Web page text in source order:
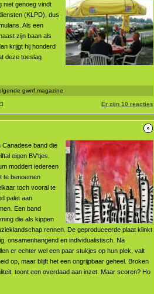
niet genoeg vindt
(KLPD), dus
Als een
zijn baan als
krijgt hij honderd
deze toeslag
gwrrf.magazine
Er zijn 10 reacties
Canadese band die
eigen BV'tjes.
moddert iedereen
te benoemen
toch vooral te
palet aan
Een band
die als kippen
rennen. De geproduceerde plaat klinkt
onsamenhangend en individualistisch. Na
er echter wel een paar stukjes op hun plek, valt
op, maar blijft het een ongrijpbaar geheel. Broken
toont een overdaad aan inzet. Maar scoren? Ho